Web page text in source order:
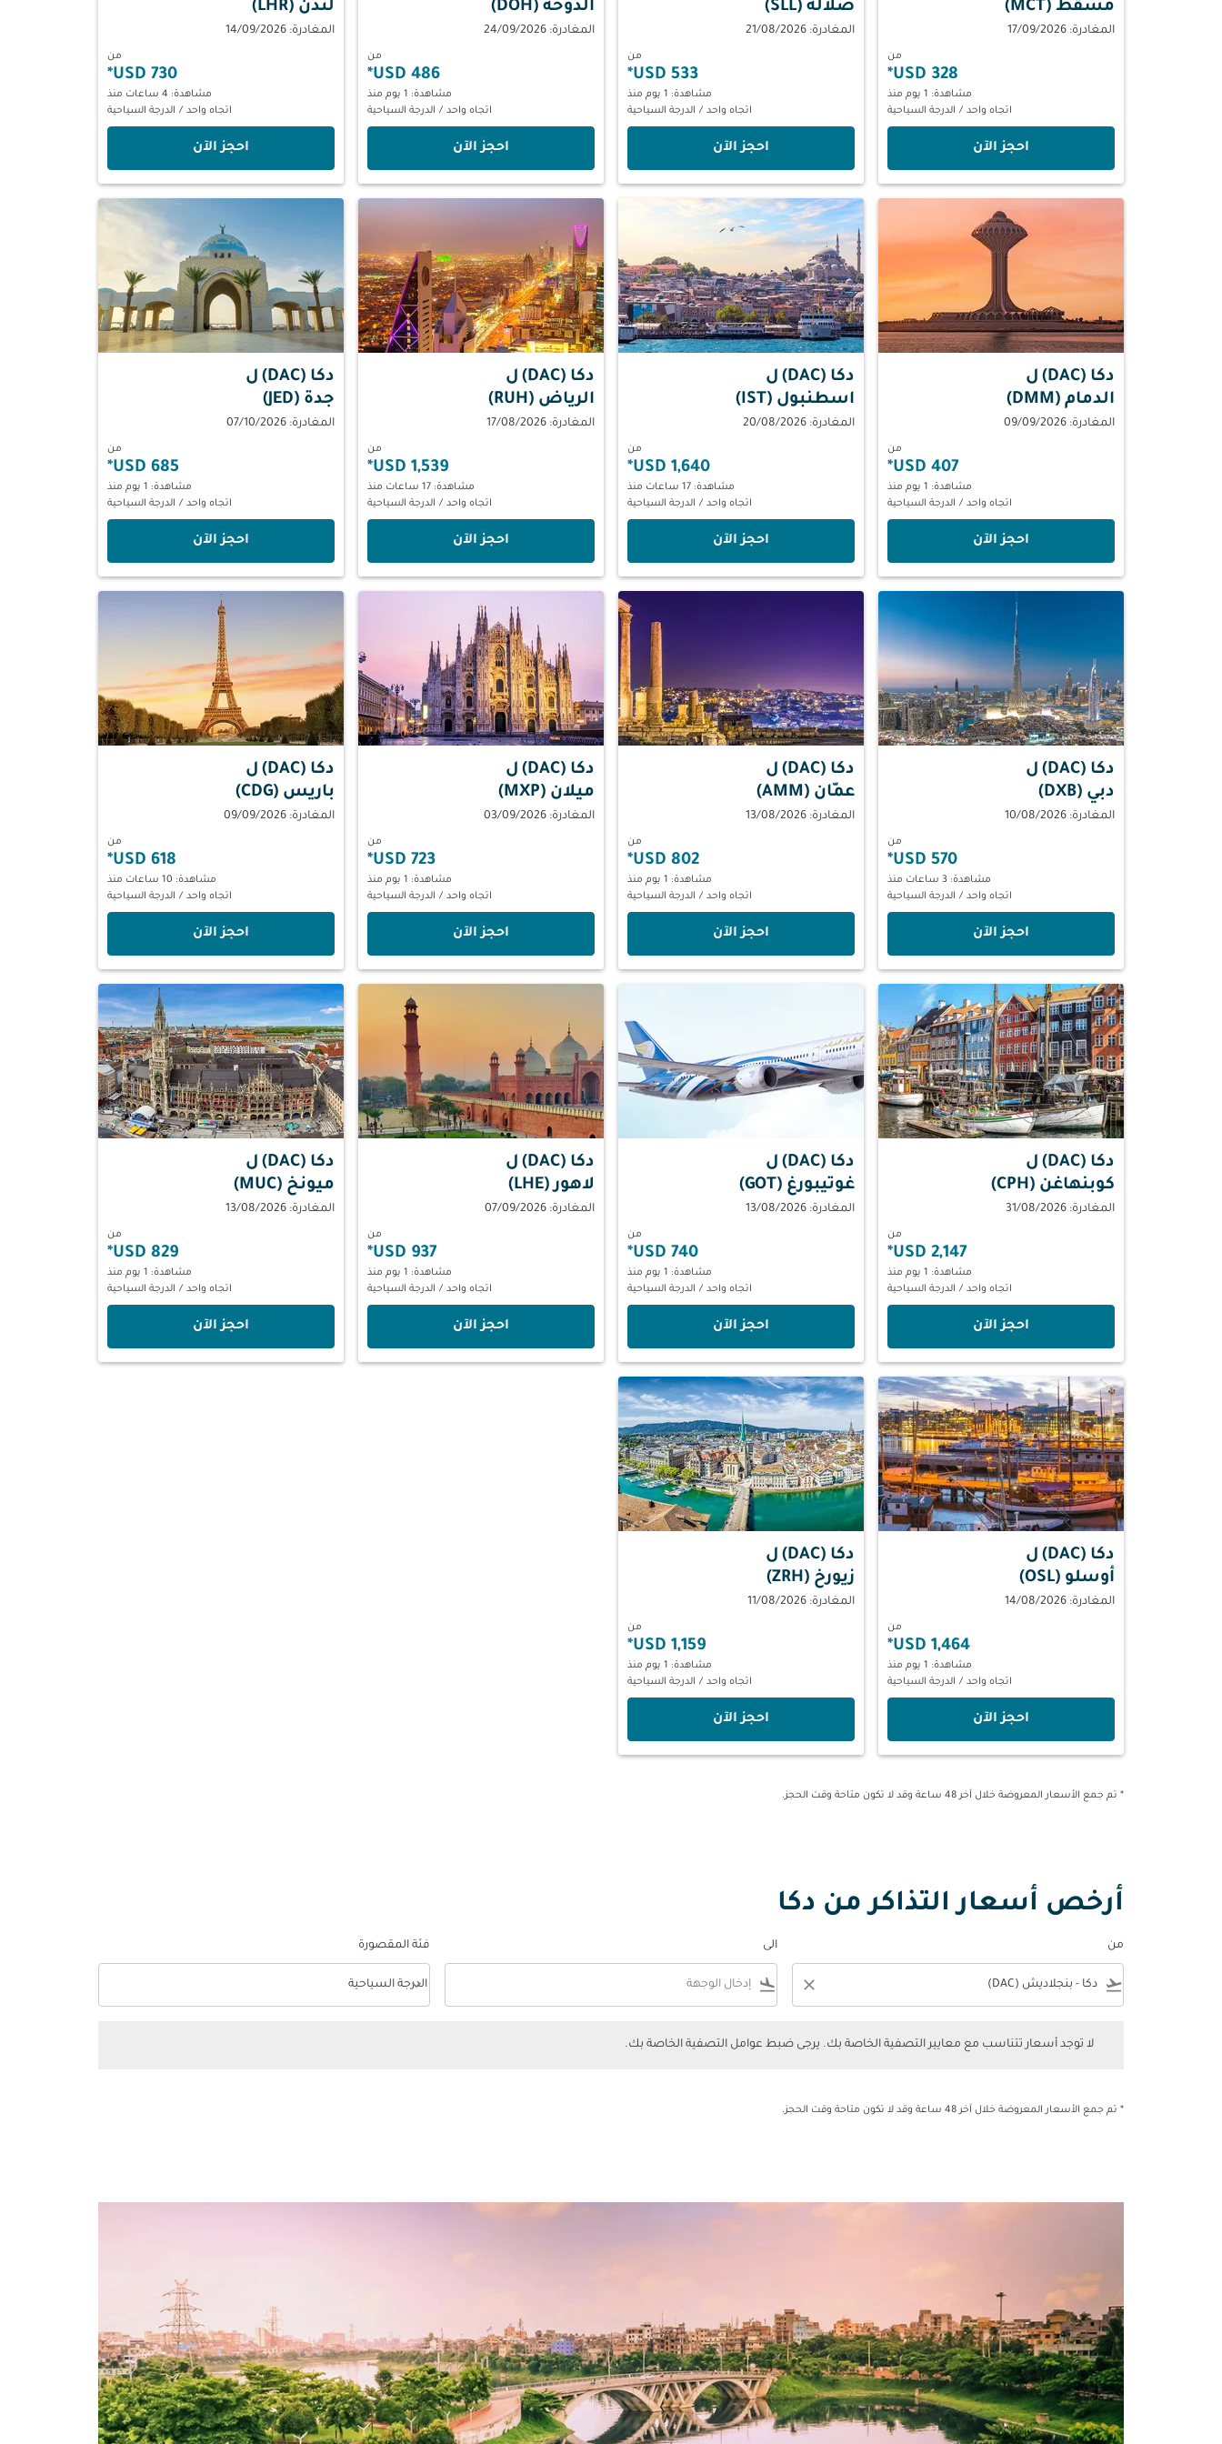
مسقط (MCT)
المغادرة: 17/09/2026
من
328 USD
*
مشاهدة: 1 يوم منذ
اتجاه واحد / الدرجة السياحية
‫احجز الآن‬
صلالة (SLL)
المغادرة: 21/08/2026
من
533 USD
*
مشاهدة: 1 يوم منذ
اتجاه واحد / الدرجة السياحية
‫احجز الآن‬
الدّوحة (DOH)
المغادرة: 24/09/2026
من
486 USD
*
مشاهدة: 1 يوم منذ
اتجاه واحد / الدرجة السياحية
‫احجز الآن‬
لندن (LHR)
المغادرة: 14/09/2026
من
730 USD
*
مشاهدة: 4 ساعات منذ
اتجاه واحد / الدرجة السياحية
‫احجز الآن‬
دكا (DAC)
ل
الدمام (DMM)
المغادرة: 09/09/2026
من
407 USD
*
مشاهدة: 1 يوم منذ
اتجاه واحد / الدرجة السياحية
‫احجز الآن‬
دكا (DAC)
ل
اسطنبول (IST)
المغادرة: 20/08/2026
من
1,640 USD
*
مشاهدة: 17 ساعات منذ
اتجاه واحد / الدرجة السياحية
‫احجز الآن‬
دكا (DAC)
ل
الرياض (RUH)
المغادرة: 17/08/2026
من
1,539 USD
*
مشاهدة: 17 ساعات منذ
اتجاه واحد / الدرجة السياحية
‫احجز الآن‬
دكا (DAC)
ل
جدة (JED)
المغادرة: 07/10/2026
من
685 USD
*
مشاهدة: 1 يوم منذ
اتجاه واحد / الدرجة السياحية
‫احجز الآن‬
دكا (DAC)
ل
دبي (DXB)
المغادرة: 10/08/2026
من
570 USD
*
مشاهدة: 3 ساعات منذ
اتجاه واحد / الدرجة السياحية
‫احجز الآن‬
دكا (DAC)
ل
عمّان (AMM)
المغادرة: 13/08/2026
من
802 USD
*
مشاهدة: 1 يوم منذ
اتجاه واحد / الدرجة السياحية
‫احجز الآن‬
دكا (DAC)
ل
ميلان (MXP)
المغادرة: 03/09/2026
من
723 USD
*
مشاهدة: 1 يوم منذ
اتجاه واحد / الدرجة السياحية
‫احجز الآن‬
دكا (DAC)
ل
باريس (CDG)
المغادرة: 09/09/2026
من
618 USD
*
مشاهدة: 10 ساعات منذ
اتجاه واحد / الدرجة السياحية
‫احجز الآن‬
دكا (DAC)
ل
كوبنهاغن (CPH)
المغادرة: 31/08/2026
من
2,147 USD
*
مشاهدة: 1 يوم منذ
اتجاه واحد / الدرجة السياحية
‫احجز الآن‬
دكا (DAC)
ل
غوتيبورغ (GOT)
المغادرة: 13/08/2026
من
740 USD
*
مشاهدة: 1 يوم منذ
اتجاه واحد / الدرجة السياحية
‫احجز الآن‬
دكا (DAC)
ل
لاهور (LHE)
المغادرة: 07/09/2026
من
937 USD
*
مشاهدة: 1 يوم منذ
اتجاه واحد / الدرجة السياحية
‫احجز الآن‬
دكا (DAC)
ل
ميونخ (MUC)
المغادرة: 13/08/2026
من
829 USD
*
مشاهدة: 1 يوم منذ
اتجاه واحد / الدرجة السياحية
‫احجز الآن‬
دكا (DAC)
ل
أوسلو (OSL)
المغادرة: 14/08/2026
من
1,464 USD
*
مشاهدة: 1 يوم منذ
اتجاه واحد / الدرجة السياحية
‫احجز الآن‬
دكا (DAC)
ل
زيورخ (ZRH)
المغادرة: 11/08/2026
من
1,159 USD
*
مشاهدة: 1 يوم منذ
اتجاه واحد / الدرجة السياحية
‫احجز الآن‬
* تم جمع الأسعار المعروضة خلال آخر 48 ساعة وقد لا تكون متاحة وقت الحجز.
أرخص أسعار التذاكر من دكا
من
flight_takeoff
close
الى
flight_land
فئة المقصورة
فئة المقصورة option الدرجة السياحية Selected
الدرجة السياحية
keyboard_arrow_down
لا توجد أسعار تتناسب مع معايير التصفية الخاصة بك. يرجى ضبط عوامل التصفية الخاصة بك.
* تم جمع الأسعار المعروضة خلال آخر 48 ساعة وقد لا تكون متاحة وقت الحجز.